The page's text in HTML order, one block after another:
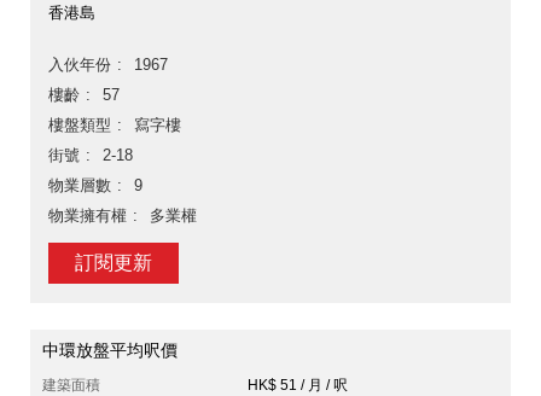
香港島
入伙年份
1967
樓齡
57
樓盤類型
寫字樓
街號
2-18
物業層數
9
物業擁有權
多業權
訂閱更新
中環放盤平均呎價
建築面積
HK$ 51 / 月 / 呎